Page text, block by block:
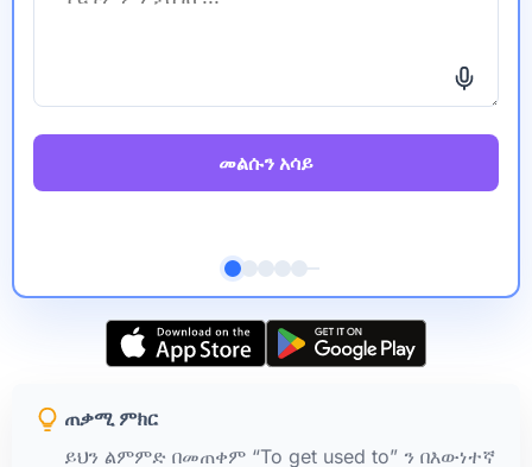
መልሱን አሳይ
ጠቃሚ ምክር
ይህን ልምምድ በመጠቀም “To get used to” ን በእውነተኛ